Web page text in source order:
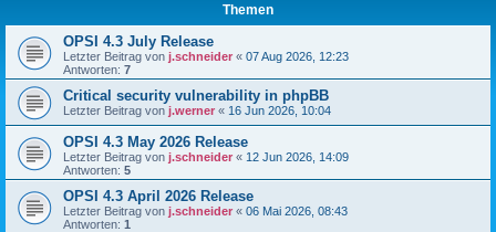
Themen
OPSI 4.3 July Release
Letzter Beitrag von j.schneider « 07 Aug 2026, 12:23
Antworten: 7
Critical security vulnerability in phpBB
Letzter Beitrag von j.werner « 16 Jun 2026, 10:04
OPSI 4.3 May 2026 Release
Letzter Beitrag von j.schneider « 12 Jun 2026, 14:09
Antworten: 5
OPSI 4.3 April 2026 Release
Letzter Beitrag von j.schneider « 06 Mai 2026, 08:43
Antworten: 1